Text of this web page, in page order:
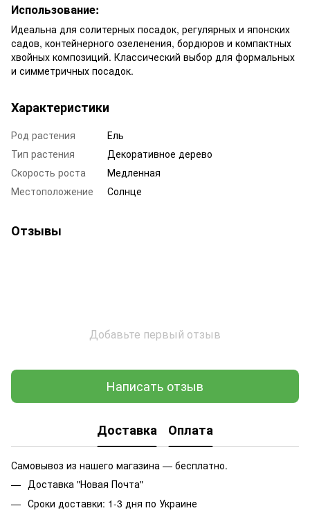
Использование:
Идеальна для солитерных посадок, регулярных и японских
садов, контейнерного озеленения, бордюров и компактных
хвойных композиций. Классический выбор для формальных
и симметричных посадок.
Характеристики
Род растения
Ель
Тип растения
Декоративное дерево
Скорость роста
Медленная
Местоположение
Солнце
Отзывы
Добавьте первый отзыв
Написать отзыв
Доставка Оплата
Самовывоз из нашего магазина — бесплатно.
Доставка "Новая Почта"
Сроки доставки: 1-3 дня по Украине